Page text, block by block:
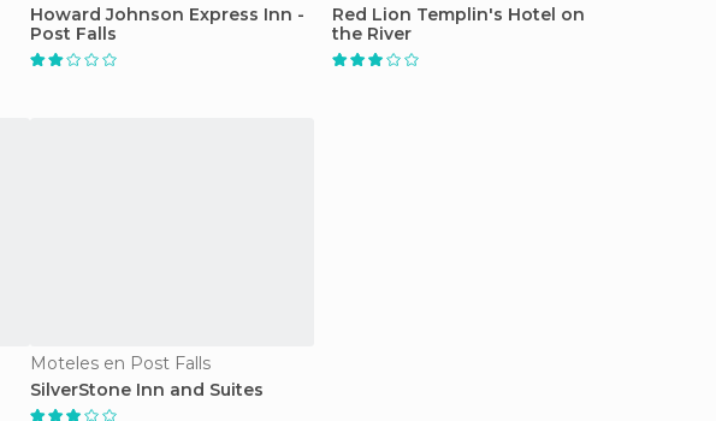
Howard Johnson Express Inn -
Post Falls
Red Lion Templin's Hotel on
the River
Moteles en Post Falls
SilverStone Inn and Suites